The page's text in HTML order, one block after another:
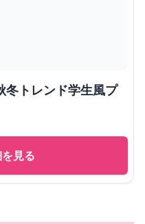
冬トレンド学生風プ
見る